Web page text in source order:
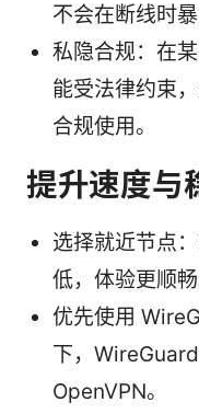
不会在断线时暴
私隐合规：在
能受法律约束
合规使用。
提升速度与
选择就近节点
低，体验更顺畅
优先使用
下，
OpenVPN。